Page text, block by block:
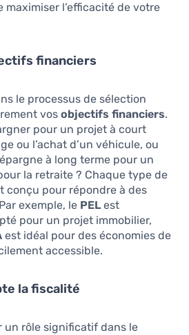
maximiser l’efficacité de votre
financiers
le processus de sélection
vos objectifs financiers.
pour un projet à court
ou l’achat d’un véhicule, ou
à long terme pour un
la retraite ? Chaque type de
conçu pour répondre à des
exemple, le PEL est
pour un projet immobilier,
est idéal pour des économies de
accessible.
la fiscalité
un rôle significatif dans le